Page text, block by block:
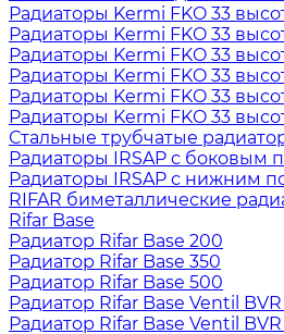
Радиаторы Kermi FKO 33
Радиаторы Kermi FKO 33
Радиаторы Kermi FKO 33
Радиаторы Kermi FKO 33
Радиаторы Kermi FKO 33
Радиаторы Kermi FKO 33
Стальные трубчатые
Радиаторы IRSAP с боковым
Радиаторы IRSAP с нижним
RIFAR биметаллические
Rifar Base
Радиатор Rifar Base 200
Радиатор Rifar Base 350
Радиатор Rifar Base 500
Радиатор Rifar Base Ventil
Радиатор Rifar Base Ventil